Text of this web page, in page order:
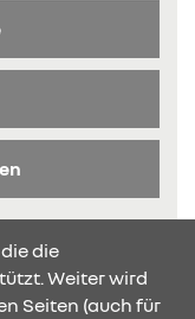
die
Weiter wird
Seiten (auch für